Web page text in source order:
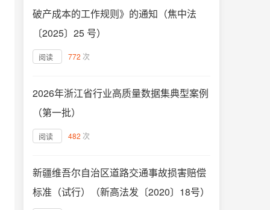
破产成本的工作规则》的通知（焦中法
〔2025〕25 号）
阅读 772 次
2026年浙江省行业高质量数据集典型案例
（第一批）
阅读 482 次
新疆维吾尔自治区道路交通事故损害赔偿
标准（试行）（新高法发〔2020〕18号）